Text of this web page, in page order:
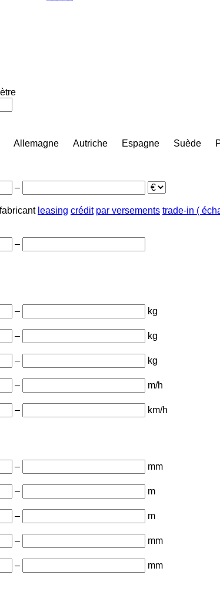
Allemagne Autriche Espagne Suède
–
leasing crédit par versements trade-in (
–
–
kg
–
kg
–
kg
–
m/h
–
km/h
–
mm
–
m
–
m
–
mm
–
mm